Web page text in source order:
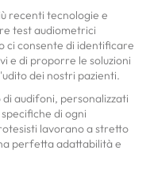
recenti tecnologie e
test audiometrici
ci consente di identificare
e di proporre le soluzioni
dei nostri pazienti.
audifoni, personalizzati
di ogni
lavorano a stretto
perfetta adattabilità e